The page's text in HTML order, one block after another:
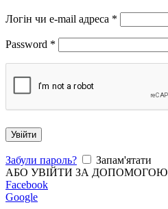
Логін чи e-mail адреса *
Password *
Увійти
Забули пароль?
Запам'ятати
АБО УВІЙТИ ЗА ДОПОМОГОЮ
Facebook
Google